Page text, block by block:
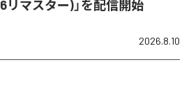
リマスター)」を配信開始
2026.8.10